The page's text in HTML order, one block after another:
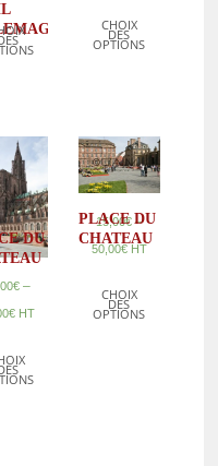
CHOIX
DES
OPTIONS
DU
€ –
€ HT
PLACE DU
CHATEAU
15,00€–
50,00€ HT
CHOIX
DES
OPTIONS